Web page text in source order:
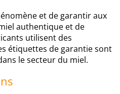
et de garantir aux
authentique et de
utilisent des
étiquettes de garantie sont
le secteur du miel.